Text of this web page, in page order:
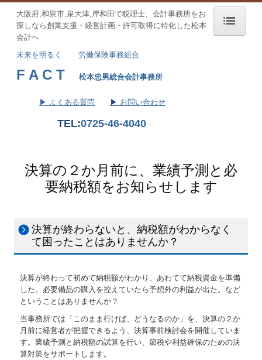
FACTグループ理念
会社案内
サービス案内
業績予測と納税額の早期通知
法人・個人のお客様
円滑な事業承継を支援
記帳代行
建設業について
報酬料金について
労働保険の加入
大阪府,和泉市,泉大津,岸和田で税理士、会計事務所をお
探しなら創業支援・経営計画・許可取得に特化した松本
会計へ
未来を明るく
労働保険事務組合
F A C T 松本忠男総合会計事務所
▶ よくある質問 ▶ お問い合わせ
TEL:0725-46-4040
決算の２か月前に、業績予測と必
要納税額をお知らせします
決算が終わらないと、納税額がわからなく
て困ったことはありませんか？
決算が終わって初めて納税額がわかり、あわてて納税資金を準備
した。必要備品の購入を控えていたら予想外の利益が出た。など
ということはありませんか？
当事務所では「このまま行けば、どうなるのか」を、決算の２か
月前に経営者が把握できるよう、決算事前検討会を開催していま
す。業績予測と納税額の試算を行い、節税や利益確保のための決
算対策をサポートします。